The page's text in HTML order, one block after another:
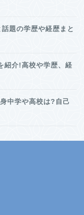
題の学歴や経歴まと
紹介!高校や学歴、経
中学や高校は?自己